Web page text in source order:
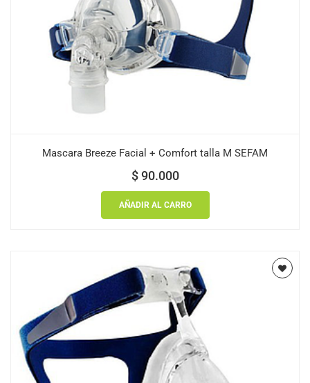
Mascara Breeze Facial + Comfort talla M SEFAM
$90.000
AÑADIR AL CARRO